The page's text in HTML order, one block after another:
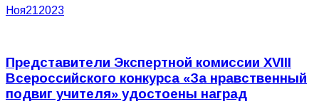
Ноя212023
Представители Экспертной комиссии XVIII
Всероссийского конкурса «За нравственный
подвиг учителя» удостоены наград